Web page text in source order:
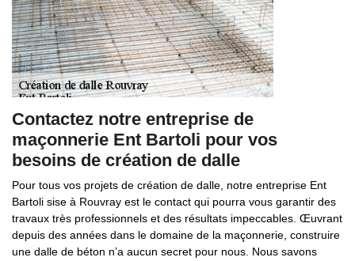
Contactez notre entreprise de
maçonnerie Ent Bartoli pour vos
besoins de création de dalle
Pour tous vos projets de création de dalle, notre entreprise Ent
Bartoli sise à Rouvray est le contact qui pourra vous garantir des
travaux très professionnels et des résultats impeccables. Œuvrant
depuis des années dans le domaine de la maçonnerie, construire
une dalle de béton n’a aucun secret pour nous. Nous savons